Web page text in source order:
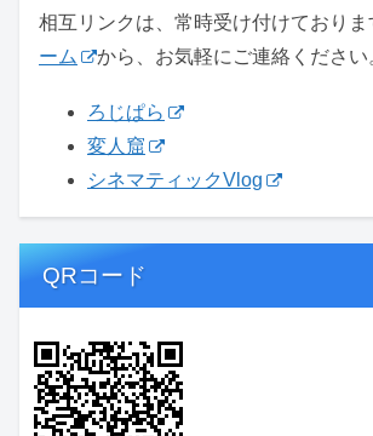
相互リンクは、常時受け付けておりま
ーム
から、お気軽にご連絡ください
ろじぱら
変人窟
シネマティックVlog
QRコード